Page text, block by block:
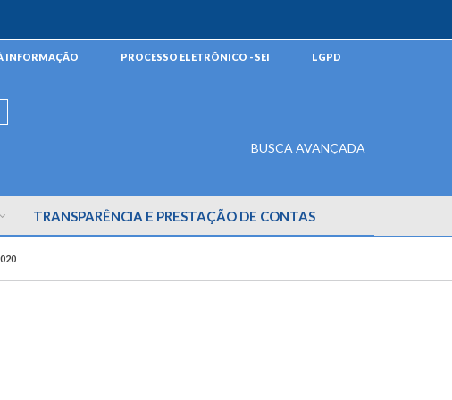
INFORMAÇÃO PROCESSO ELETRÔNICO - SEI LGPD
BUSCA AVANÇADA
TRANSPARÊNCIA E PRESTAÇÃO DE CONTAS